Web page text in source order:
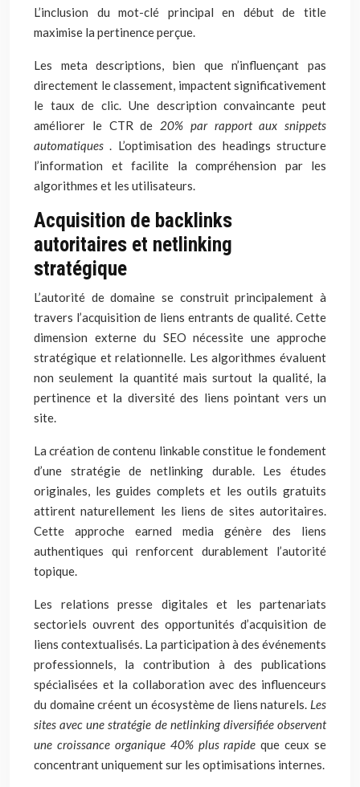
L’inclusion du mot-clé principal en début de title
maximise la pertinence perçue.
Les meta descriptions, bien que n’influençant pas
directement le classement, impactent significativement
le taux de clic. Une description convaincante peut
améliorer le CTR de 20% par rapport aux snippets
automatiques. L’optimisation des headings structure
l’information et facilite la compréhension par les
algorithmes et les utilisateurs.
Acquisition de backlinks
autoritaires et netlinking
stratégique
L’autorité de domaine se construit principalement à
travers l’acquisition de liens entrants de qualité. Cette
dimension externe du SEO nécessite une approche
stratégique et relationnelle. Les algorithmes évaluent
non seulement la quantité mais surtout la qualité, la
pertinence et la diversité des liens pointant vers un
site.
La création de contenu linkable constitue le fondement
d’une stratégie de netlinking durable. Les études
originales, les guides complets et les outils gratuits
attirent naturellement les liens de sites autoritaires.
Cette approche earned media génère des liens
authentiques qui renforcent durablement l’autorité
topique.
Les relations presse digitales et les partenariats
sectoriels ouvrent des opportunités d’acquisition de
liens contextualisés. La participation à des événements
professionnels, la contribution à des publications
spécialisées et la collaboration avec des influenceurs
du domaine créent un écosystème de liens naturels. Les
sites avec une stratégie de netlinking diversifiée observent
une croissance organique 40% plus rapideque ceux se
concentrant uniquement sur les optimisations internes.